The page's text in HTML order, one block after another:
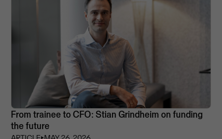
From trainee to CFO: Stian Grindheim on funding
the future